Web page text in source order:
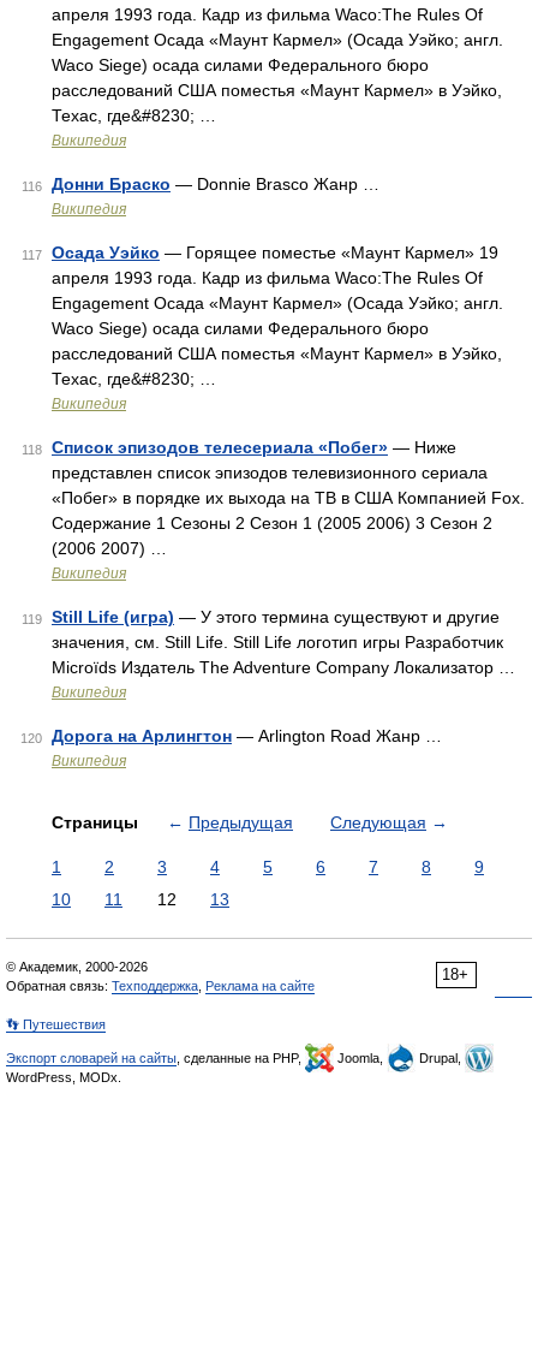
апреля 1993 года. Кадр из фильма Waco:The Rules Of
Engagement Осада «Маунт Кармел» (Осада Уэйко; англ.
Waco Siege) осада силами Федерального бюро
расследований США поместья «Маунт Кармел» в Уэйко,
Техас, где&#8230; …
Википедия
116 Донни Браско — Donnie Brasco Жанр …
Википедия
117 Осада Уэйко — Горящее поместье «Маунт Кармел» 19
апреля 1993 года. Кадр из фильма Waco:The Rules Of
Engagement Осада «Маунт Кармел» (Осада Уэйко; англ.
Waco Siege) осада силами Федерального бюро
расследований США поместья «Маунт Кармел» в Уэйко,
Техас, где&#8230; …
Википедия
118 Список эпизодов телесериала «Побег» — Ниже
представлен список эпизодов телевизионного сериала
«Побег» в порядке их выхода на ТВ в США Компанией Fox.
Содержание 1 Сезоны 2 Сезон 1 (2005 2006) 3 Сезон 2
(2006 2007) …
Википедия
119 Still Life (игра) — У этого термина существуют и другие
значения, см. Still Life. Still Life логотип игры Разработчик
Microïds Издатель The Adventure Company Локализатор …
Википедия
120 Дорога на Арлингтон — Arlington Road Жанр …
Википедия
Страницы ← Предыдущая Следующая →
1 2 3 4 5 6 7 8
9
10
11 12 13
18+
© Академик, 2000-2026
Обратная связь: Техподдержка Реклама на сайте
👣 Путешествия
Экспорт словарей на сайты , сделанные на PHP, Joomla,
Drupal,
WordPress, MODx.